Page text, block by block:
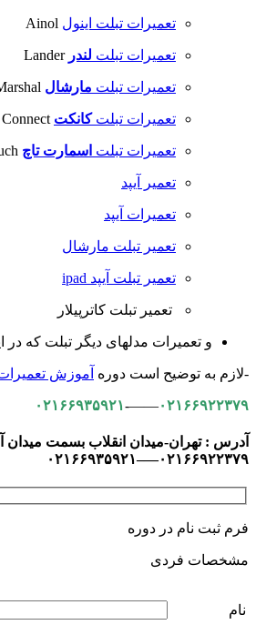
تعمیرات تبلت اینول
تعمیرات تبلت لندر Lander
تعمیرات تبلت مارشال
تعمیرات تبلتکانکت
تعمیرات تبلت اسمارت تاچ
تعمیر آیپد
تعمیرات آیپد
تعمیر تبلت مارشال
تعمیر تبلت آیپد ipad
تعمیر تبلت کاترپیلار
و تعمیرات مدلهای دیگر تبلت که در
-لازم به توضیح است دوره آموزش
۰۲۱۶۶۹۲۲۳۷۹——-۰۲۱۶۶۹۳۵۹۲۱
آدرس : تهران-میدان انقلاب بسمت میدان
۰۲۱۶۶۹۲۲۳۷۹—–۰۲۱۶۶۹۳۵۹۲۱
فرم ثبت نام در دوره
مشخصات فردی
نام